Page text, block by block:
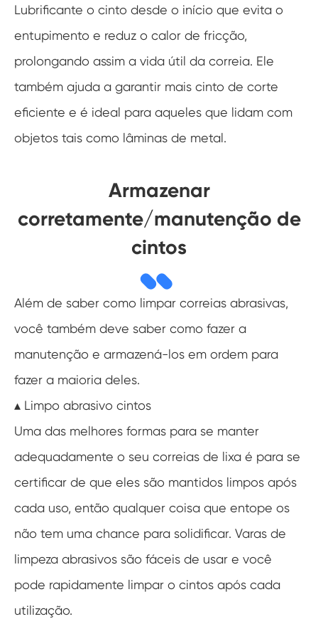
Lubrificante o cinto desde o início que evita o
entupimento e reduz o calor de fricção,
prolongando assim a vida útil da correia. Ele
também ajuda a garantir mais cinto de corte
eficiente e é ideal para aqueles que lidam com
objetos tais como lâminas de metal.
Armazenar
corretamente/manutenção de
cintos
Além de saber como limpar correias abrasivas,
você também deve saber como fazer a
manutenção e armazená-los em ordem para
fazer a maioria deles.
▴ Limpo abrasivo cintos
Uma das melhores formas para se manter
adequadamente o seu correias de lixa é para se
certificar de que eles são mantidos limpos após
cada uso, então qualquer coisa que entope os
não tem uma chance para solidificar. Varas de
limpeza abrasivos são fáceis de usar e você
pode rapidamente limpar o cintos após cada
utilização.